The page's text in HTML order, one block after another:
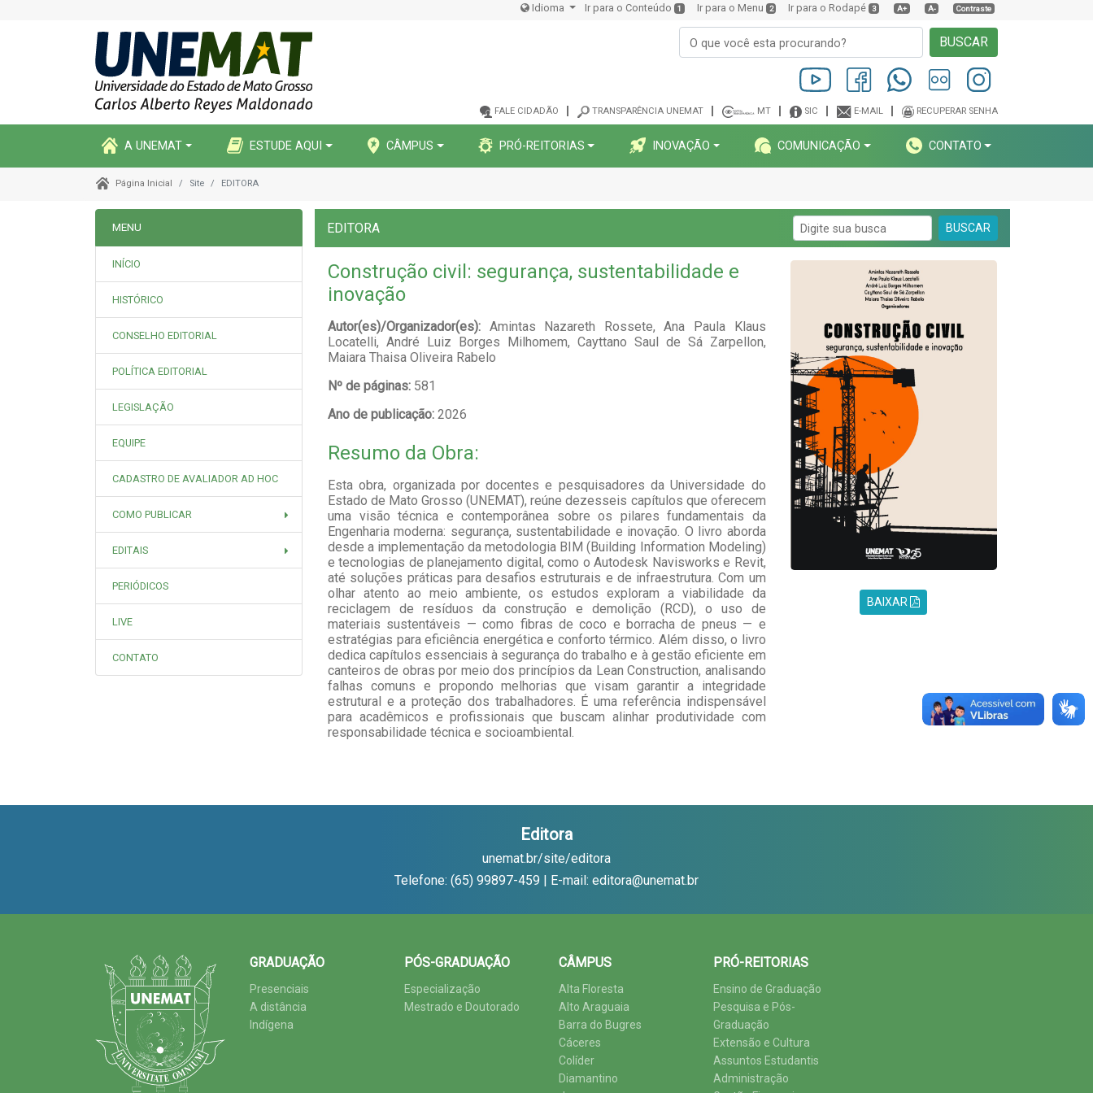
Idioma Ir para o Conteúdo 1 Ir para o Menu 2 Ir para o Rodapé 3 A+ A- Contraste
BUSCAR
FALE CIDADÃO TRANSPARÊNCIA UNEMAT MT SIC E-MAIL RECUPERAR SENHA
A UNEMAT ESTUDE AQUI CÂMPUS PRÓ-REITORIAS INOVAÇÃO COMUNICAÇÃO CONTATO
Página Inicial Site EDITORA
MENU
INÍCIO
HISTÓRICO
CONSELHO EDITORIAL
POLÍTICA EDITORIAL
LEGISLAÇÃO
EQUIPE
CADASTRO DE AVALIADOR AD HOC
COMO PUBLICAR
EDITAIS
PERIÓDICOS
LIVE
CONTATO
EDITORA BUSCAR
Construção civil: segurança, sustentabilidade e
inovação
Autor(es)/Organizador(es): Amintas Nazareth Rossete, Ana Paula Klaus
Locatelli, André Luiz Borges Milhomem, Cayttano Saul de Sá Zarpellon,
Maiara Thaisa Oliveira Rabelo
Nº de páginas: 581
Ano de publicação: 2026
Resumo da Obra:
Esta obra, organizada por docentes e pesquisadores da Universidade do
Estado de Mato Grosso (UNEMAT), reúne dezesseis capítulos que oferecem
uma visão técnica e contemporânea sobre os pilares fundamentais da
Engenharia moderna: segurança, sustentabilidade e inovação. O livro aborda
desde a implementação da metodologia BIM (Building Information Modeling)
e tecnologias de planejamento digital, como o Autodesk Navisworks e Revit,
até soluções práticas para desafios estruturais e de infraestrutura. Com um
olhar atento ao meio ambiente, os estudos exploram a viabilidade da
reciclagem de resíduos da construção e demolição (RCD), o uso de
materiais sustentáveis — como fibras de coco e borracha de pneus — e
estratégias para eficiência energética e conforto térmico. Além disso, o livro
dedica capítulos essenciais à segurança do trabalho e à gestão eficiente em
canteiros de obras por meio dos princípios da Lean Construction, analisando
falhas comuns e propondo melhorias que visam garantir a integridade
estrutural e a proteção dos trabalhadores. É uma referência indispensável
para acadêmicos e profissionais que buscam alinhar produtividade com
responsabilidade técnica e socioambiental.
BAIXAR
Editora
unemat.br/site/editora
Telefone: (65) 99897-459 | E-mail: editora@unemat.br
GRADUAÇÃO
Presenciais
A distância
Indígena
PÓS-GRADUAÇÃO
Especialização
Mestrado e Doutorado
CÂMPUS
Alta Floresta
Alto Araguaia
Barra do Bugres
Cáceres
Colíder
Diamantino
PRÓ-REITORIAS
Ensino de Graduação
Pesquisa e Pós-
Graduação
Extensão e Cultura
Assuntos Estudantis
Administração